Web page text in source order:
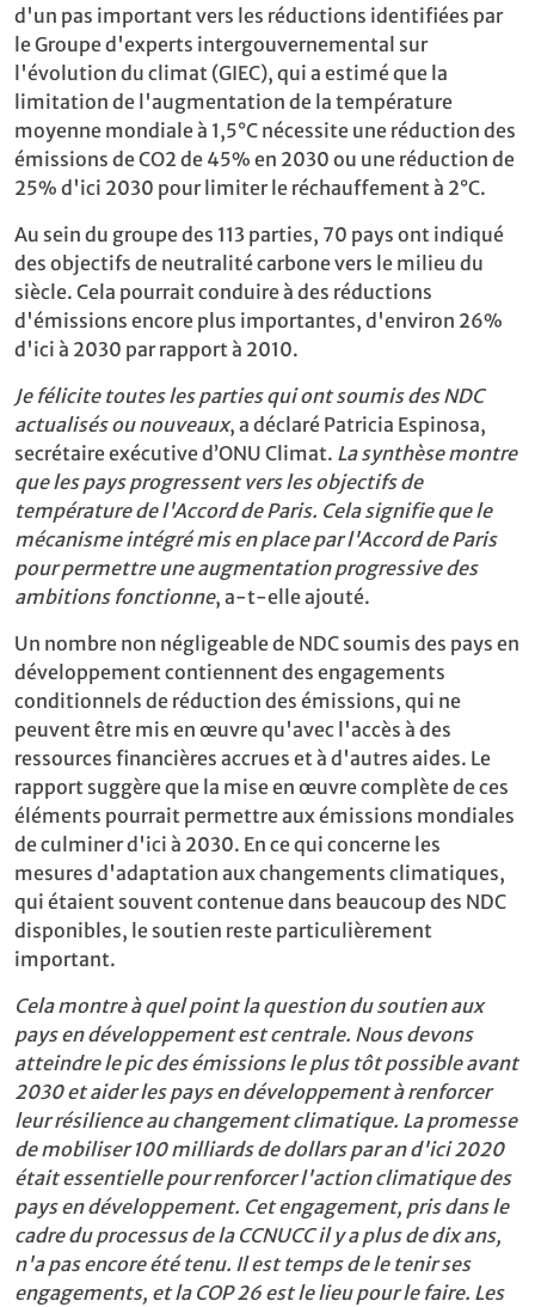
d'un pas important vers les réductions identifiées par
le Groupe d'experts intergouvernemental sur
l'évolution du climat (GIEC), qui a estimé que la
limitation de l'augmentation de la température
moyenne mondiale à 1,5°C nécessite une réduction des
émissions de CO2 de 45% en 2030 ou une réduction de
25% d'ici 2030 pour limiter le réchauffement à 2°C.
Au sein du groupe des 113 parties, 70 pays ont indiqué
des objectifs de neutralité carbone vers le milieu du
siècle. Cela pourrait conduire à des réductions
d'émissions encore plus importantes, d'environ 26%
d'ici à 2030 par rapport à 2010.
Je félicite toutes les parties qui ont soumis des NDC
actualisés ou nouveaux, a déclaré Patricia Espinosa,
secrétaire exécutive d’ONU Climat. La synthèse montre
que les pays progressent vers les objectifs de
température de l'Accord de Paris. Cela signifie que le
mécanisme intégré mis en place par l'Accord de Paris
pour permettre une augmentation progressive des
ambitions fonctionne, a-t-elle ajouté.
Un nombre non négligeable de NDC soumis des pays en
développement contiennent des engagements
conditionnels de réduction des émissions, qui ne
peuvent être mis en œuvre qu'avec l'accès à des
ressources financières accrues et à d'autres aides. Le
rapport suggère que la mise en œuvre complète de ces
éléments pourrait permettre aux émissions mondiales
de culminer d'ici à 2030. En ce qui concerne les
mesures d'adaptation aux changements climatiques,
qui étaient souvent contenue dans beaucoup des NDC
disponibles, le soutien reste particulièrement
important.
Cela montre à quel point la question du soutien aux
pays en développement est centrale. Nous devons
atteindre le pic des émissions le plus tôt possible avant
2030 et aider les pays en développement à renforcer
leur résilience au changement climatique. La promesse
de mobiliser 100 milliards de dollars par an d'ici 2020
était essentielle pour renforcer l'action climatique des
pays en développement. Cet engagement, pris dans le
cadre du processus de la CCNUCC il y a plus de dix ans,
n'a pas encore été tenu. Il est temps de le tenir ses
engagements, et la COP 26 est le lieu pour le faire. Les